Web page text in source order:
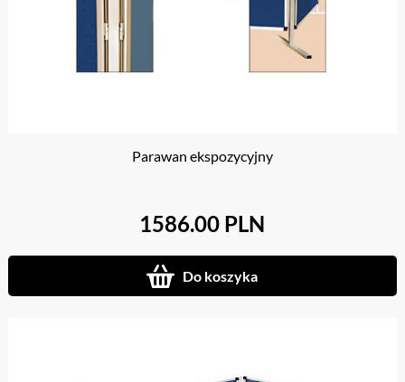
Parawan ekspozycyjny
1586.00 PLN
Do koszyka